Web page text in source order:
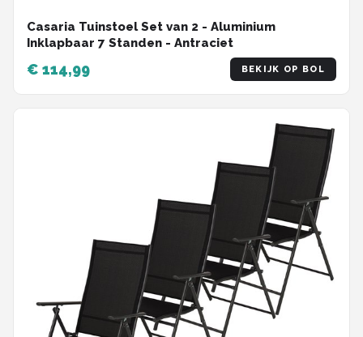
Casaria Tuinstoel Set van 2 - Aluminium
Inklapbaar 7 Standen - Antraciet
€ 114,99 BEKIJK OP BOL